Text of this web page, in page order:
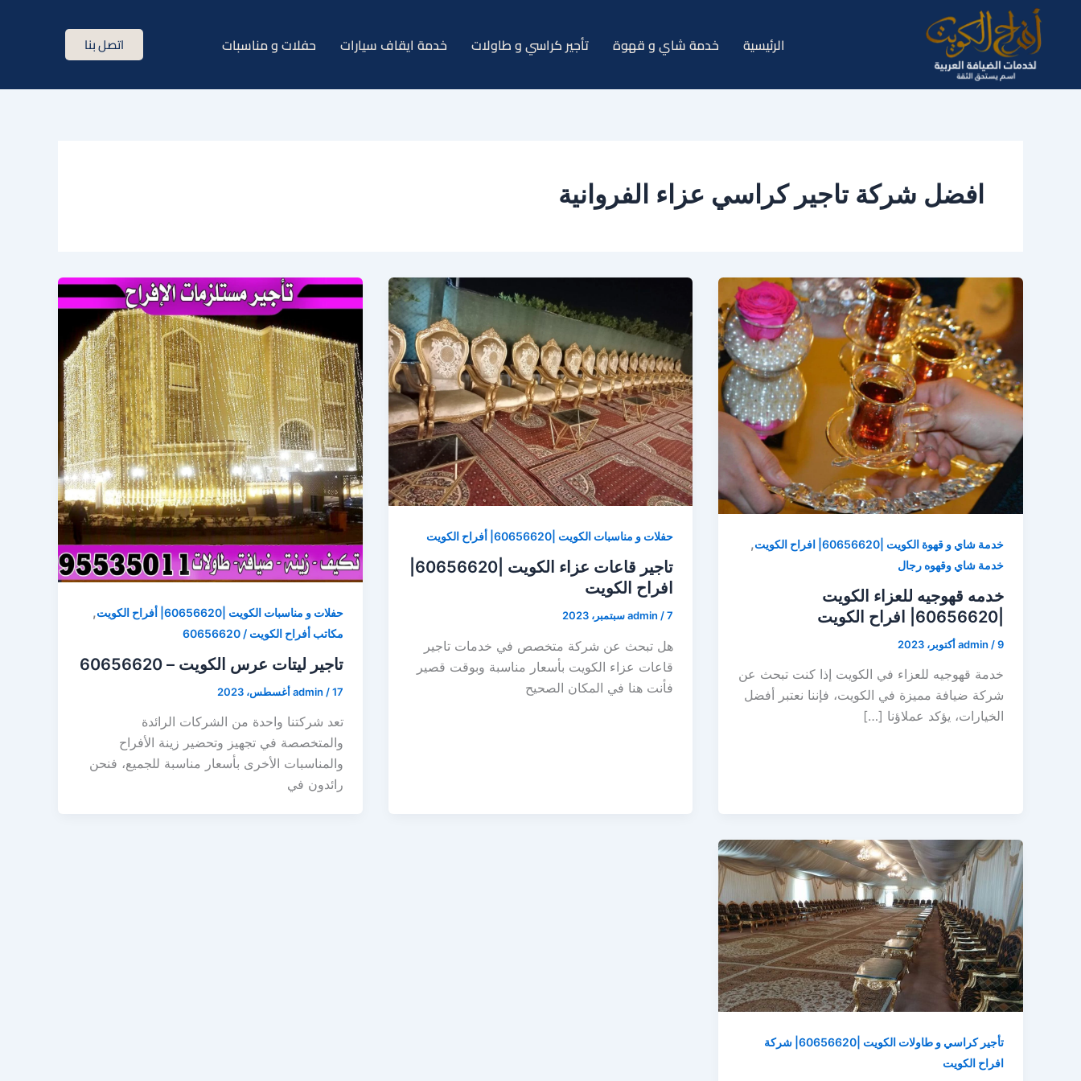
المحتوى
الرئيسية خدمة شاي و قهوة تأجير كراسي و طاولات خدمة ايقاف سيارات حفلات و مناسبات اتصل بنا
افضل شركة تاجير كراسي عزاء الفروانية
خدمة شاي و قهوة الكويت |60656620| افراح الكويت ,
خدمة شاي وقهوه رجال
خدمه قهوجيه للعزاء الكويت
admin /9 أكتوبر، 2023
خدمة قهوجيه للعزاء في الكويت إذا كنت تبحث عن
شركة ضيافة مميزة في الكويت، فإننا نعتبر أفضل
الخيارات، يؤكد عملاؤنا […]
حفلات و مناسبات الكويت |60656620| أفراح الكويت
افراح الكويت
admin /7 سبتمبر، 2023
هل تبحث عن شركة متخصص في خدمات تاجير
قاعات عزاء الكويت بأسعار مناسبة وبوقت قصير
فأنت هنا في المكان الصحيح
حفلات و مناسبات الكويت |60656620| أفراح الكويت ,
مكاتب أفراح الكويت / 60656620
تاجير ليتات عرس الكويت – 60656620
admin /17 أغسطس، 2023
تعد شركتنا واحدة من الشركات الرائدة
والمتخصصة في تجهيز وتحضير زينة الأفراح
والمناسبات الأخرى بأسعار مناسبة للجميع، فنحن
رائدون في
تأجير كراسي و طاولات الكويت |60656620| شركة
افراح الكويت